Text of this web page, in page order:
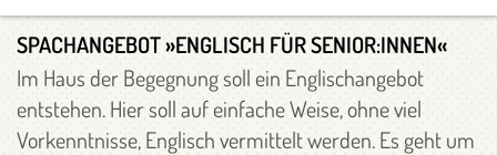
SPACHANGEBOT »ENGLISCH FÜR SENIOR:INNEN«
Im Haus der Begegnung soll ein Englischangebot
entstehen. Hier soll auf einfache Weise, ohne viel
Vorkenntnisse, Englisch vermittelt werden. Es geht um